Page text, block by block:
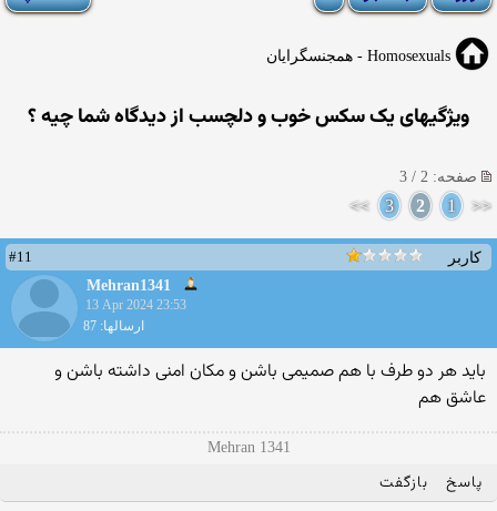
Homosexuals - همجنسگرایان
ویژگیهای یک سکس خوب و دلچسب از دیدگاه شما چیه ؟
صفحه: 2 / 3
<<
1
2
3
>>
کاربر
#11
Mehran1341
13 Apr 2024 23:53
ارسالها: 87
باید هر دو طرف با هم صمیمی باشن و مکان امنی داشته باشن و
عاشق هم
Mehran 1341
پاسخ بازگفت